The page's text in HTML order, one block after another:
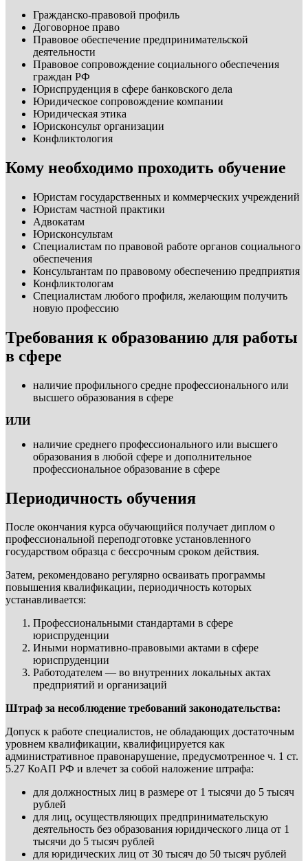
Гражданско-правовой профиль
Договорное право
Правовое обеспечение предпринимательской
деятельности
Правовое сопровождение социального обеспечения
граждан РФ
Юриспруденция в сфере банковского дела
Юридическое сопровождение компании
Юридическая этика
Юрисконсульт организации
Конфликтология
Кому необходимо проходить обучение
Юристам государственных и коммерческих учреждений
Юристам частной практики
Адвокатам
Юрисконсультам
Специалистам по правовой работе органов социального
обеспечения
Консультантам по правовому обеспечению предприятия
Конфликтологам
Специалистам любого профиля, желающим получить
новую профессию
Требования к образованию для работы
в сфере
наличие профильного средне профессионального или
высшего образования в сфере
ИЛИ
наличие среднего профессионального или высшего
образования в любой сфере и дополнительное
профессиональное образование в сфере
Периодичность обучения
После окончания курса обучающийся получает диплом о
профессиональной переподготовке установленного
государством образца с бессрочным сроком действия.
Затем, рекомендовано регулярно осваивать программы
повышения квалификации, периодичность которых
устанавливается:
Профессиональными стандартами в сфере
юриспруденции
Иными нормативно-правовыми актами в сфере
юриспруденции
Работодателем — во внутренних локальных актах
предприятий и организаций
Штраф за несоблюдение требований законодательства:
Допуск к работе специалистов, не обладающих достаточным
уровнем квалификации, квалифицируется как
административное правонарушение, предусмотренное ч. 1 ст.
5.27 КоАП РФ и влечет за собой наложение штрафа:
для должностных лиц в размере от 1 тысячи до 5 тысяч
рублей
для лиц, осуществляющих предпринимательскую
деятельность без образования юридического лица от 1
тысячи до 5 тысяч рублей
для юридических лиц от 30 тысяч до 50 тысяч рублей